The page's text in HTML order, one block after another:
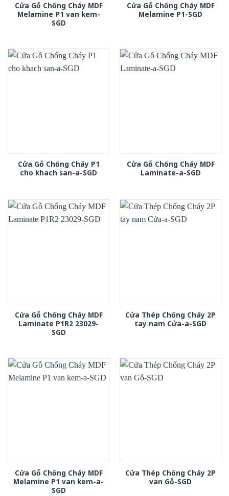
Cửa Gỗ Chống Cháy MDF
Melamine P1 van kem-
SGD
Cửa Gỗ Chống Cháy MDF
Melamine P1-SGD
Cửa Gỗ Chống Cháy P1
cho khach san-a-SGD
Cửa Gỗ Chống Cháy MDF
Laminate-a-SGD
Cửa Gỗ Chống Cháy MDF
Laminate P1R2 23029-
SGD
Cửa Thép Chống Cháy 2P
tay nam Cửa-a-SGD
Cửa Gỗ Chống Cháy MDF
Melamine P1 van kem-a-
SGD
Cửa Thép Chống Cháy 2P
van Gỗ-SGD